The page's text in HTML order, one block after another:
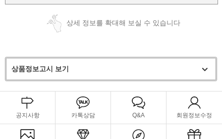
상세 정보를 확대해 보실 수 있습니다
상품정보고시 보기
공지사항 카톡상담 Q&A 회원정보수정